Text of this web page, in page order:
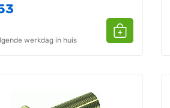
werkdag in huis